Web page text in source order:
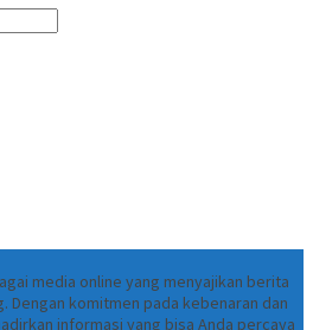
media online yang menyajikan berita
Dengan komitmen pada kebenaran dan
informasi yang bisa Anda percaya